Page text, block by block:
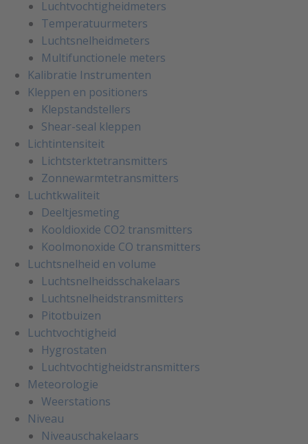
Luchtvochtigheidmeters
Temperatuurmeters
Luchtsnelheidmeters
Multifunctionele meters
Kalibratie Instrumenten
Kleppen en positioners
Klepstandstellers
Shear-seal kleppen
Lichtintensiteit
Lichtsterktetransmitters
Zonnewarmtetransmitters
Luchtkwaliteit
Deeltjesmeting
Kooldioxide CO2 transmitters
Koolmonoxide CO transmitters
Luchtsnelheid en volume
Luchtsnelheidsschakelaars
Luchtsnelheidstransmitters
Pitotbuizen
Luchtvochtigheid
Hygrostaten
Luchtvochtigheidstransmitters
Meteorologie
Weerstations
Niveau
Niveauschakelaars